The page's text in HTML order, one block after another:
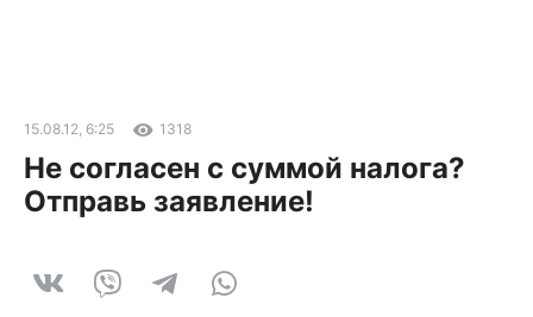
15.08.12, 6:25 1318
Не согласен с суммой налога?
Отправь заявление!